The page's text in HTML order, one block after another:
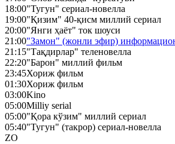
18:00"Тугун" сериал-новелла
19:00"Қизим" 40-қисм миллий сериал
20:00"Янги ҳаёт" ток шоуси
21:00"Замон" (жонли эфир)
21:15"Тақдирлар" теленовелла
22:20"Барон" миллий фильм
23:45Хориж фильм
01:30Хориж фильм
03:00Kino
05:00Milliy serial
05:00"Қора кўзим" миллий сериал
05:40"Тугун" (такрор) сериал-новелла
ZO